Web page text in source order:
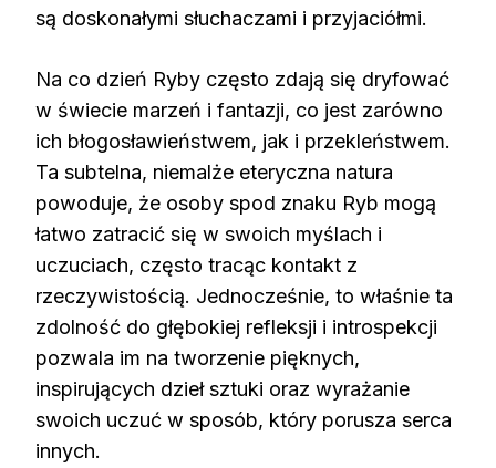
są doskonałymi słuchaczami i przyjaciółmi.
Na co dzień Ryby często zdają się dryfować
w świecie marzeń i fantazji, co jest zarówno
ich błogosławieństwem, jak i przekleństwem.
Ta subtelna, niemalże eteryczna natura
powoduje, że osoby spod znaku Ryb mogą
łatwo zatracić się w swoich myślach i
uczuciach, często tracąc kontakt z
rzeczywistością. Jednocześnie, to właśnie ta
zdolność do głębokiej refleksji i introspekcji
pozwala im na tworzenie pięknych,
inspirujących dzieł sztuki oraz wyrażanie
swoich uczuć w sposób, który porusza serca
innych.